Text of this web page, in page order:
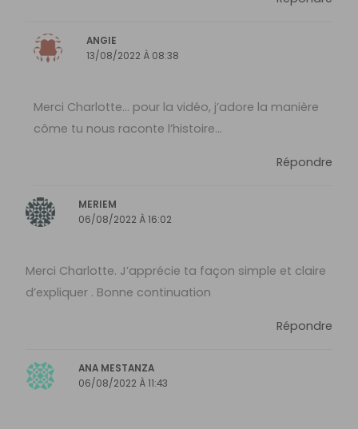
ANGIE
13/08/2022 À 08:38
Merci Charlotte… pour la vidéo, j’adore la manière
côme tu nous raconte l’histoire…
Répondre
MERIEM
06/08/2022 À 16:02
Merci Charlotte. J’apprécie ta façon simple et claire
d’expliquer . Bonne continuation
Répondre
ANA MESTANZA
06/08/2022 À 11:43